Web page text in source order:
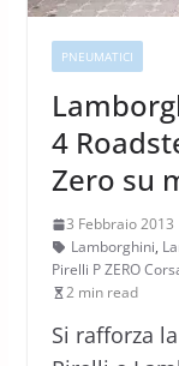
PNEUMATICI
4
Zero su
3 Febbraio 2013
Lamborghini,
Pirelli P ZERO
2 min read
Si rafforza